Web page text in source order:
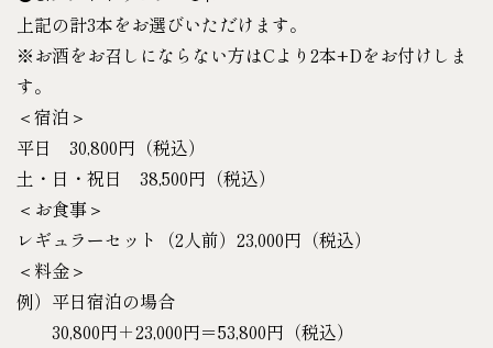
上記の計3本をお選びいただけます。
※お酒をお召しにならない方はCより2本+Dをお付けしま
す。
＜宿泊＞
平日 30,800円（税込）
土・日・祝日 38,500円（税込）
＜お食事＞
レギュラーセット（2人前）23,000円（税込）
＜料金＞
例）平日宿泊の場合
30,800円＋23,000円＝53,800円（税込）